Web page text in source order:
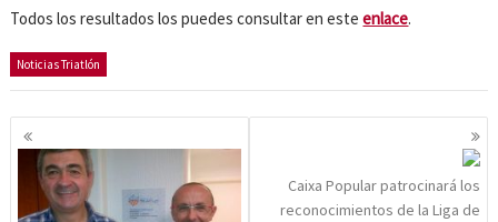
Todos los resultados los puedes consultar en esteenlace.
Noticias Triatlón
Navegación
de
entradas
Caixa Popular patrocinará los
reconocimientos de la Liga de